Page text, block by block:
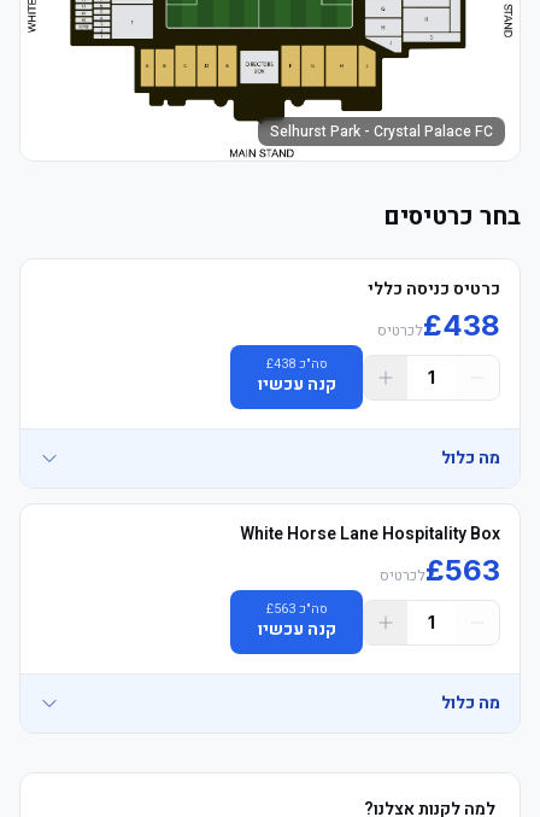
Selhurst Park - Crystal Palace FC
בחר כרטיסים
כרטיס כניסה כללי
£438 לכרטיס
1
סה"כ £438
קנה עכשיו
מה כלול
	• See where you&#39;ll be sitting - explore your view in 3D click
White Horse Lane Hospitality Box
£563 לכרטיס
1
סה"כ £563
קנה עכשיו
מה כלול
למה לקנות אצלנו?